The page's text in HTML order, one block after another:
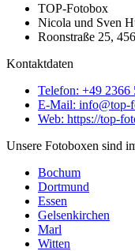
TOP-Fotobox
Nicola und Sven
Roonstraße 25,
Kontaktdaten
Telefon: +49 2366
E-Mail: info@top-
Web: https://top-
Unsere Fotoboxen sind
Bochum
Dortmund
Essen
Gelsenkirchen
Marl
Witten